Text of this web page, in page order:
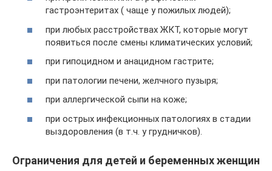
гастроэнтеритах ( чаще у пожилых людей);
при любых расстройствах ЖКТ, которые могут
появиться после смены климатических условий;
при гипоцидном и анацидном гастрите;
при патологии печени, желчного пузыря;
при аллергической сыпи на коже;
при острых инфекционных патологиях в стадии
выздоровления (в т.ч. у грудничков).
Ограничения для детей и беременных женщин